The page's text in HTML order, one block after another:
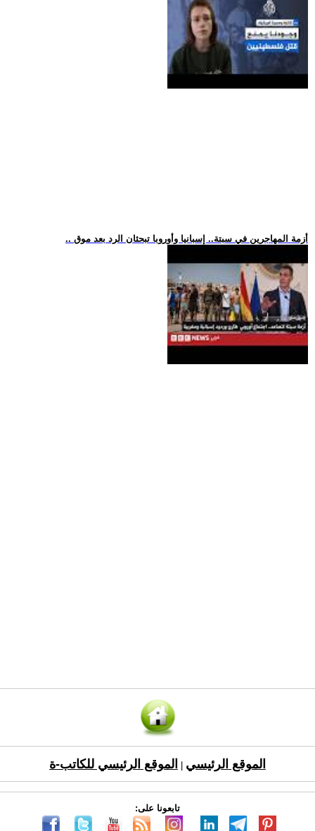
.. أزمة المهاجرين في سبتة.. إسبانيا وأوروبا تبحثان الرد بعد موق
الموقع الرئيسي الموقع الرئيسي للكاتب-ة
تابعونا على: